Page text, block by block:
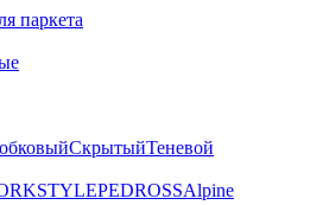
паркета
СкрытыйТеневой
PEDROSSAlpine